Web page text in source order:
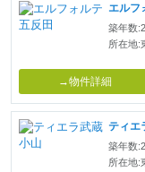
エルフ
築年数
所在地:
→物件詳細
ティエ
築年数
所在地: